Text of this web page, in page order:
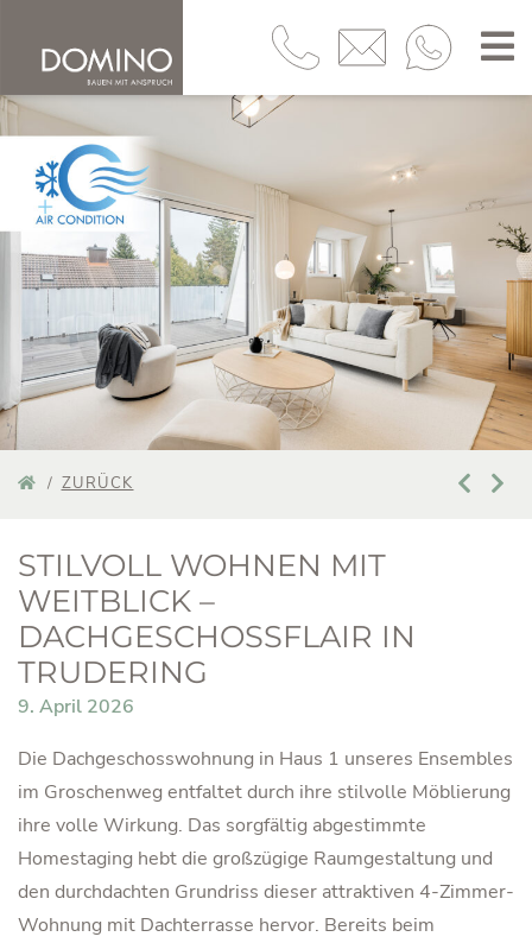
ZURÜCK
STILVOLL WOHNEN MIT
WEITBLICK –
DACHGESCHOSSFLAIR IN
TRUDERING
9. April 2026
Die Dachgeschosswohnung in Haus 1 unseres Ensembles
im Groschenweg entfaltet durch ihre stilvolle Möblierung
ihre volle Wirkung. Das sorgfältig abgestimmte
Homestaging hebt die großzügige Raumgestaltung und
den durchdachten Grundriss dieser attraktiven 4-Zimmer-
Wohnung mit Dachterrasse hervor. Bereits beim